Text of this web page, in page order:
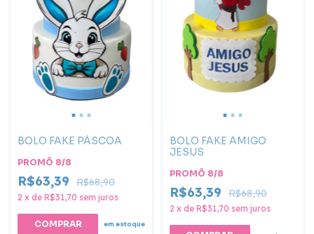
BOLO FAKE PÁSCOA
PROMÔ 8/8
R$63,39 R$68,90
2 x de R$31,70 sem juros
em estoque
BOLO FAKE AMIGO
JESUS
PROMÔ 8/8
R$63,39 R$68,90
2 x de R$31,70 sem juros